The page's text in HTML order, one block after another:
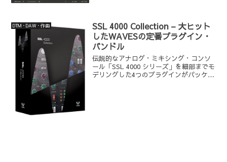
DTM・DAW・作曲
SSL 4000 Collection – 大ヒット
したWAVESの定番プラグイン・
バンドル
伝説的なアナログ・ミキシング・コンソ
ール「SSL 4000 シリーズ」を細部までモ
デリングした4つのプラグインがパッケー